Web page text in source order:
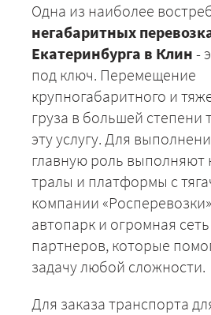
Одна из наиболее
негабаритных
Екатеринбурга в Клин -
под ключ. Перемещение
крупногабаритного и
груза в большей степени
эту услугу. Для
главную роль выполняют
тралы и платформы с
компании
автопарк и огромная
партнеров, которые
задачу любой сложности.
Для заказа транспорта